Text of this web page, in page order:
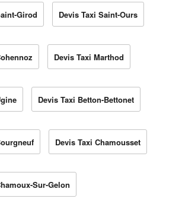
Girod Devis Taxi Saint-Ours
Devis Taxi Marthod
Devis Taxi Betton-Bettonet
Devis Taxi Chamousset
Sur-Gelon